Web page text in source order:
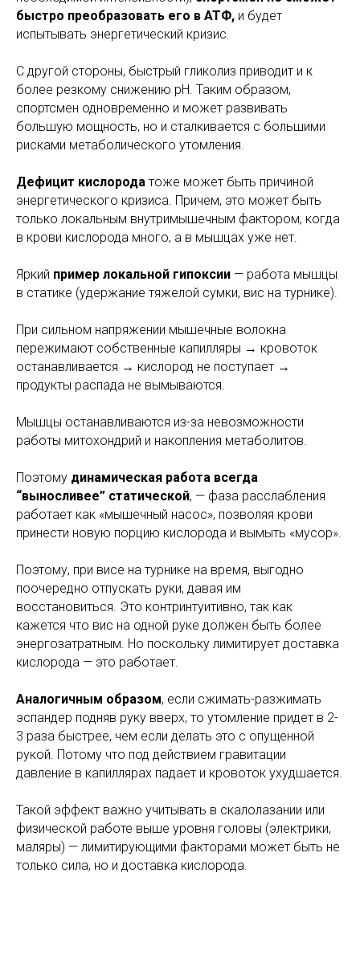
быстро преобразовать его в АТФ, и будет
испытывать энергетический кризис.
С другой стороны, быстрый гликолиз приводит и к
более резкому снижению рН. Таким образом,
спортсмен одновременно и может развивать
большую мощность, но и сталкивается с большими
рисками метаболического утомления.
Дефицит кислорода тоже может быть причиной
энергетического кризиса. Причем, это может быть
только локальным внутримышечным фактором, когда
в крови кислорода много, а в мышцах уже нет.
Яркий пример локальной гипоксии — работа мышцы
в статике (удержание тяжелой сумки, вис на турнике).
При сильном напряжении мышечные волокна
пережимают собственные капилляры → кровоток
останавливается → кислород не поступает →
продукты распада не вымываются.
Мышцы останавливаются из-за невозможности
работы митохондрий и накопления метаболитов.
Поэтому динамическая работа всегда
“выносливее” статической, — фаза расслабления
работает как «мышечный насос», позволяя крови
принести новую порцию кислорода и вымыть «мусор».
Поэтому, при висе на турнике на время, выгодно
поочередно отпускать руки, давая им
восстановиться. Это контринтуитивно, так как
кажется что вис на одной руке должен быть более
энергозатратным. Но поскольку лимитирует доставка
кислорода — это работает.
Аналогичным образом, если сжимать-разжимать
эспандер подняв руку вверх, то утомление придет в 2-
3 раза быстрее, чем если делать это с опущенной
рукой. Потому что под действием гравитации
давление в капиллярах падает и кровоток ухудшается.
Такой эффект важно учитывать в скалолазании или
физической работе выше уровня головы (электрики,
маляры) — лимитирующими факторами может быть не
только сила, но и доставка кислорода.